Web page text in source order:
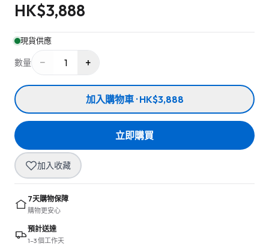
HK$3,888
現貨供應
數量 − 1 +
加入購物車 · HK$3,888
立即購買
加入收藏
7天購物保障
購物更安心
預計送達
1–3 個工作天